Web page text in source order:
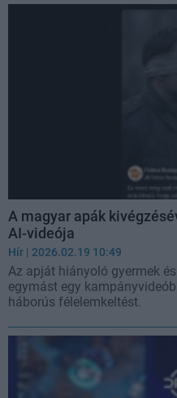
A magyar apák
AI-videója
Hír | 2026.02.19 10:49
Az apját hiányoló gyermek
egymást egy
háborús félelemkeltést.